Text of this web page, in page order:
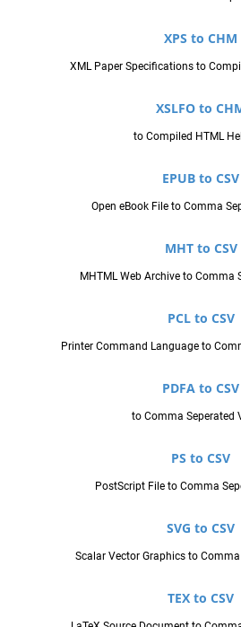
XPS to CHM
XML Paper Specifications to
XSLFO to
to Compiled HTML
EPUB to CSV
Open eBook File to Comma
MHT to CSV
MHTML Web Archive to Comma
PCL to CSV
Printer Command Language to
PDFA to CSV
to Comma Seperated
PS to CSV
PostScript File to Comma
SVG to CSV
Scalar Vector Graphics to
TEX to CSV